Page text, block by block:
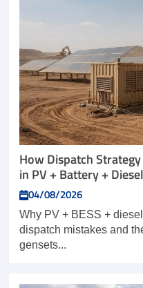
How Dispatch
in PV + Battery +
04/08/2026
Why PV + BESS +
dispatch mistakes and
gensets...